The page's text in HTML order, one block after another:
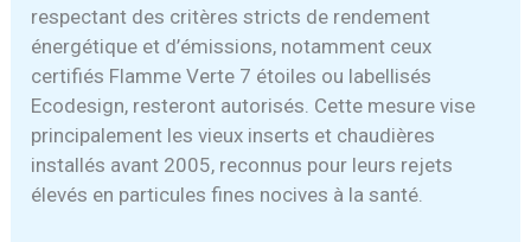
respectant des critères stricts de rendement
énergétique et d’émissions, notamment ceux
certifiés Flamme Verte 7 étoiles ou labellisés
Ecodesign, resteront autorisés. Cette mesure vise
principalement les vieux inserts et chaudières
installés avant 2005, reconnus pour leurs rejets
élevés en particules fines nocives à la santé.